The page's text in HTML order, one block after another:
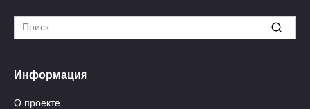
Search
for:
Информация
О проекте